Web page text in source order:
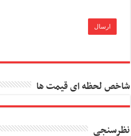
شاخص لحظه ای قیمت ها
نظرسنجی